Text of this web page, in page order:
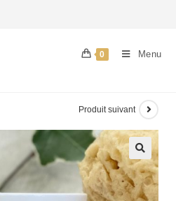
0 Menu
Produit suivant